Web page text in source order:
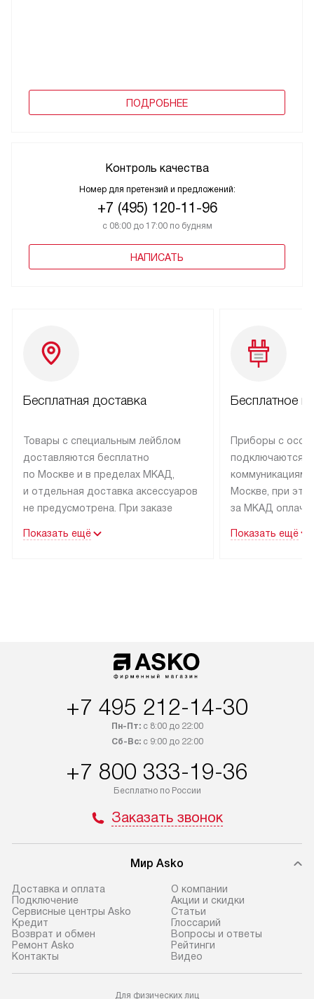
Контроль качества
+7 (495) 120-11-96
с 08:00 до 17:00 по будням
Бесплатная доставка
Товары с специальным лейблом
доставляются бесплатно
и отдельная доставка аксессуаров
быть отправлены покупателю
в течение трех дней. Если вам
обсудите возможность его
приобретения с менеджером сайта.
Товары с специальным лейблом
по Москве в пределах МКАД,
и отдельная доставка аксессуаров
в Санкт-Петербург и другие
транспортную компанию. После
доставляем заказ
до представительства
транспортной компании в г. Москва.
Пожалуйста, уточняйте условия
доставки у менеджера при
оформлении заказа.
Бесплатное
Приборы с
подключаются
Москве, при
прайсу. Сервис
установление,
предполагают,
установленной
+7 495 212-14-30
Пн-Пт:с 8:00 до 22:00
Сб-Вс:с 9:00 до 22:00
+7 800 333-19-36
Бесплатно по России
Заказать звонок
Мир Asko
Доставка и оплата
Подключение
Сервисные центры Asko
Кредит
Возврат и обмен
Ремонт Asko
Контакты
О компании
Акции и скидки
Статьи
Глоссарий
Вопросы и ответы
Рейтинги
Видео
Для физических лиц